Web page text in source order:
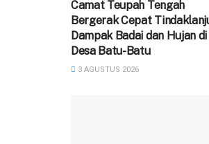
Camat Teupah Tengah
Bergerak Cepat
Dampak Badai dan Hujan di
Desa Batu-Batu
3 AGUSTUS 2026